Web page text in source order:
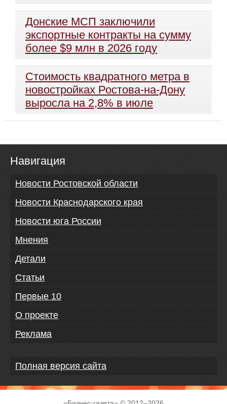
Донские МСП заключили
экспортные контракты на сумму
более $9 млн в 2026 году
Стоимость квадратного метра в
новостройках Ростова-на-Дону
выросла на 2,8% в июле
Навигация
Новости Ростовской области
Новости Краснодарского края
Новости юга России
Мнения
Детали
Статьи
Первые 10
О проекте
Реклама
Полная версия сайта